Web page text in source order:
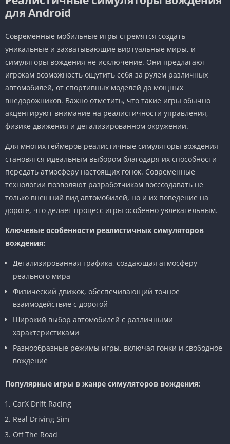
для Android
Современные мобильные игры стремятся создать
уникальные и захватывающие виртуальные миры, и
симуляторы вождения не исключение. Они предлагают
игрокам возможность ощутить себя за рулем различных
автомобилей, от спортивных моделей до мощных
внедорожников. Важно отметить, что такие игры обычно
акцентируют внимание на реалистичности управления,
физике движения и детализированном окружении.
Для многих геймеров реалистичные симуляторы вождения
становятся идеальным выбором благодаря их способности
передать атмосферу настоящих гонок. Современные
технологии позволяют разработчикам воссоздавать не
только внешний вид автомобилей, но и их поведение на
дороге, что делает процесс игры особенно увлекательным.
Ключевые особенности реалистичных симуляторов
вождения:
Детализированная графика, создающая атмосферу
реального мира
Физический движок, обеспечивающий точное
взаимодействие с дорогой
Широкий выбор автомобилей с различными
характеристиками
Разнообразные режимы игры, включая гонки и свободное
вождение
Популярные игры в жанре симуляторов вождения:
CarX Drift Racing
Real Driving Sim
Off The Road